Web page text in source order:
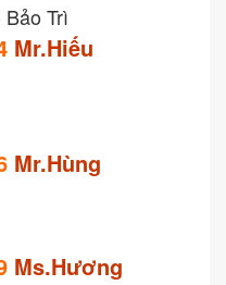
Trì
Mr.Hiếu
Mr.Hùng
Ms.Hương